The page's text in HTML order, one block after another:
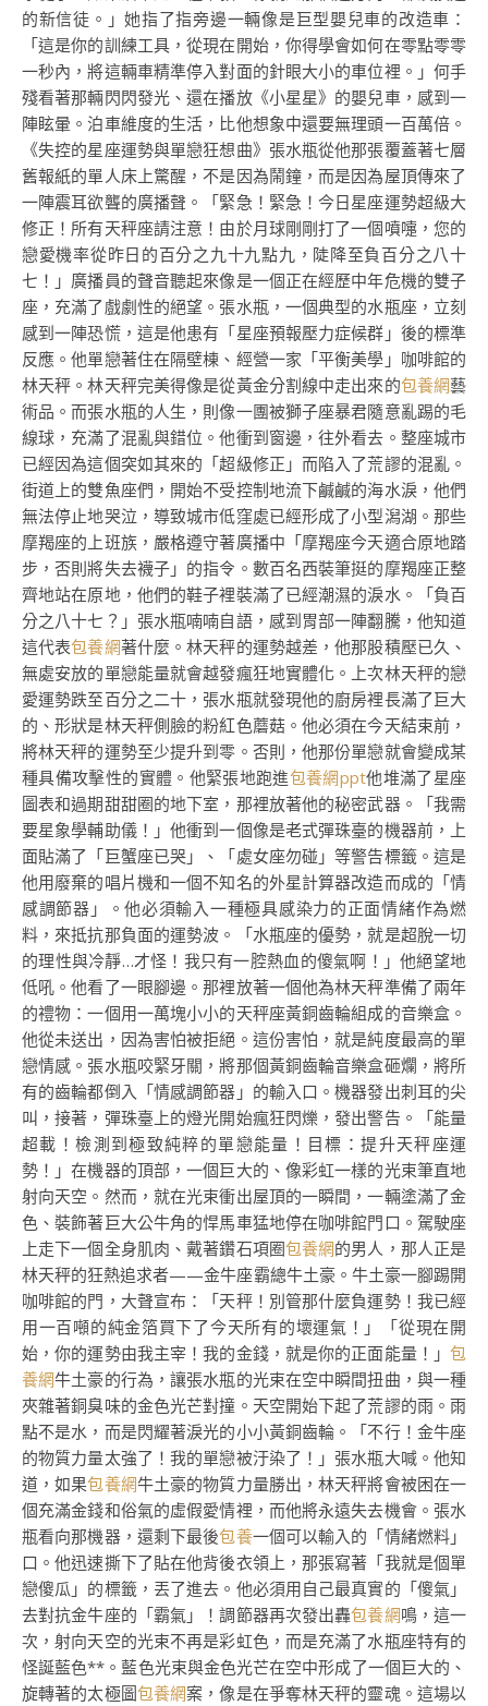
的新信徒。」她指了指旁邊一輛像是巨型嬰兒車的改造車：
「這是你的訓練工具，從現在開始，你得學會如何在零點零零
一秒內，將這輛車精準停入對面的針眼大小的車位裡。」何手
殘看著那輛閃閃發光、還在播放《小星星》的嬰兒車，感到一
陣眩暈。泊車維度的生活，比他想象中還要無理頭一百萬倍。
《失控的星座運勢與單戀狂想曲》張水瓶從他那張覆蓋著七層
舊報紙的單人床上驚醒，不是因為鬧鐘，而是因為屋頂傳來了
一陣震耳欲聾的廣播聲。「緊急！緊急！今日星座運勢超級大
修正！所有天秤座請注意！由於月球剛剛打了一個噴嚏，您的
戀愛機率從昨日的百分之九十九點九，陡降至負百分之八十
七！」廣播員的聲音聽起來像是一個正在經歷中年危機的雙子
座，充滿了戲劇性的絕望。張水瓶，一個典型的水瓶座，立刻
感到一陣恐慌，這是他患有「星座預報壓力症候群」後的標準
反應。他單戀著住在隔壁棟、經營一家「平衡美學」咖啡館的
林天秤。林天秤完美得像是從黃金分割線中走出來的包養網藝
術品。而張水瓶的人生，則像一團被獅子座暴君隨意亂踢的毛
線球，充滿了混亂與錯位。他衝到窗邊，往外看去。整座城市
已經因為這個突如其來的「超級修正」而陷入了荒謬的混亂。
街道上的雙魚座們，開始不受控制地流下鹹鹹的海水淚，他們
無法停止地哭泣，導致城市低窪處已經形成了小型潟湖。那些
摩羯座的上班族，嚴格遵守著廣播中「摩羯座今天適合原地踏
步，否則將失去襪子」的指令。數百名西裝筆挺的摩羯座正整
齊地站在原地，他們的鞋子裡裝滿了已經潮濕的淚水。「負百
分之八十七？」張水瓶喃喃自語，感到胃部一陣翻騰，他知道
這代表包養網著什麼。林天秤的運勢越差，他那股積壓已久、
無處安放的單戀能量就會越發瘋狂地實體化。上次林天秤的戀
愛運勢跌至百分之二十，張水瓶就發現他的廚房裡長滿了巨大
的、形狀是林天秤側臉的粉紅色蘑菇。他必須在今天結束前，
將林天秤的運勢至少提升到零。否則，他那份單戀就會變成某
種具備攻擊性的實體。他緊張地跑進包養網ppt他堆滿了星座
圖表和過期甜甜圈的地下室，那裡放著他的秘密武器。「我需
要星象學輔助儀！」他衝到一個像是老式彈珠臺的機器前，上
面貼滿了「巨蟹座已哭」、「處女座勿碰」等警告標籤。這是
他用廢棄的唱片機和一個不知名的外星計算器改造而成的「情
感調節器」。他必須輸入一種極具感染力的正面情緒作為燃
料，來抵抗那負面的運勢波。「水瓶座的優勢，就是超脫一切
的理性與冷靜…才怪！我只有一腔熱血的傻氣啊！」他絕望地
低吼。他看了一眼腳邊。那裡放著一個他為林天秤準備了兩年
的禮物：一個用一萬塊小小的天秤座黃銅齒輪組成的音樂盒。
他從未送出，因為害怕被拒絕。這份害怕，就是純度最高的單
戀情感。張水瓶咬緊牙關，將那個黃銅齒輪音樂盒砸爛，將所
有的齒輪都倒入「情感調節器」的輸入口。機器發出刺耳的尖
叫，接著，彈珠臺上的燈光開始瘋狂閃爍，發出警告。「能量
超載！檢測到極致純粹的單戀能量！目標：提升天秤座運
勢！」在機器的頂部，一個巨大的、像彩虹一樣的光束筆直地
射向天空。然而，就在光束衝出屋頂的一瞬間，一輛塗滿了金
色、裝飾著巨大公牛角的悍馬車猛地停在咖啡館門口。駕駛座
上走下一個全身肌肉、戴著鑽石項圈包養網的男人，那人正是
林天秤的狂熱追求者——金牛座霸總牛土豪。牛土豪一腳踢開
咖啡館的門，大聲宣布：「天秤！別管那什麼負運勢！我已經
用一百噸的純金箔買下了今天所有的壞運氣！」「從現在開
始，你的運勢由我主宰！我的金錢，就是你的正面能量！」 包
養網牛土豪的行為，讓張水瓶的光束在空中瞬間扭曲，與一種
夾雜著銅臭味的金色光芒對撞。天空開始下起了荒謬的雨。雨
點不是水，而是閃耀著淚光的小小黃銅齒輪。「不行！金牛座
的物質力量太強了！我的單戀被汙染了！」張水瓶大喊。他知
道，如果包養網牛土豪的物質力量勝出，林天秤將會被困在一
個充滿金錢和俗氣的虛假愛情裡，而他將永遠失去機會。張水
瓶看向那機器，還剩下最後包養一個可以輸入的「情緒燃料」
口。他迅速撕下了貼在他背後衣領上，那張寫著「我就是個單
戀傻瓜」的標籤，丟了進去。他必須用自己最真實的「傻氣」
去對抗金牛座的「霸氣」！調節器再次發出轟包養網鳴，這一
次，射向天空的光束不再是彩虹色，而是充滿了水瓶座特有的
怪誕藍色**。藍色光束與金色光芒在空中形成了一個巨大的、
旋轉著的太極圖包養網案，像是在爭奪林天秤的靈魂。這場以